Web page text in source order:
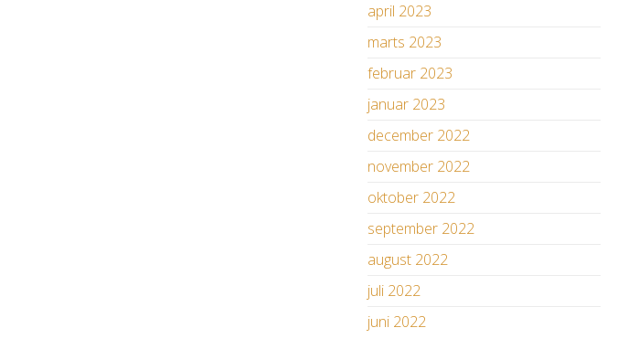
april 2023
marts 2023
februar 2023
januar 2023
december 2022
november 2022
oktober 2022
september 2022
august 2022
juli 2022
juni 2022